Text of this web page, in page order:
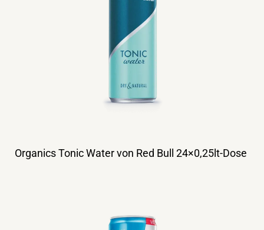
Organics Tonic Water von Red Bull 24×0,25lt-Dose